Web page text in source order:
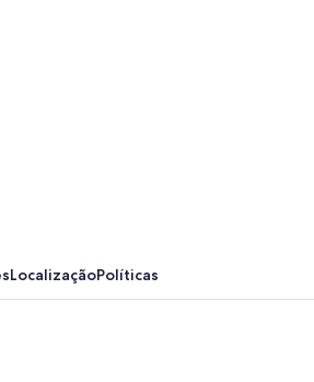
LocalizaçãoPolíticas